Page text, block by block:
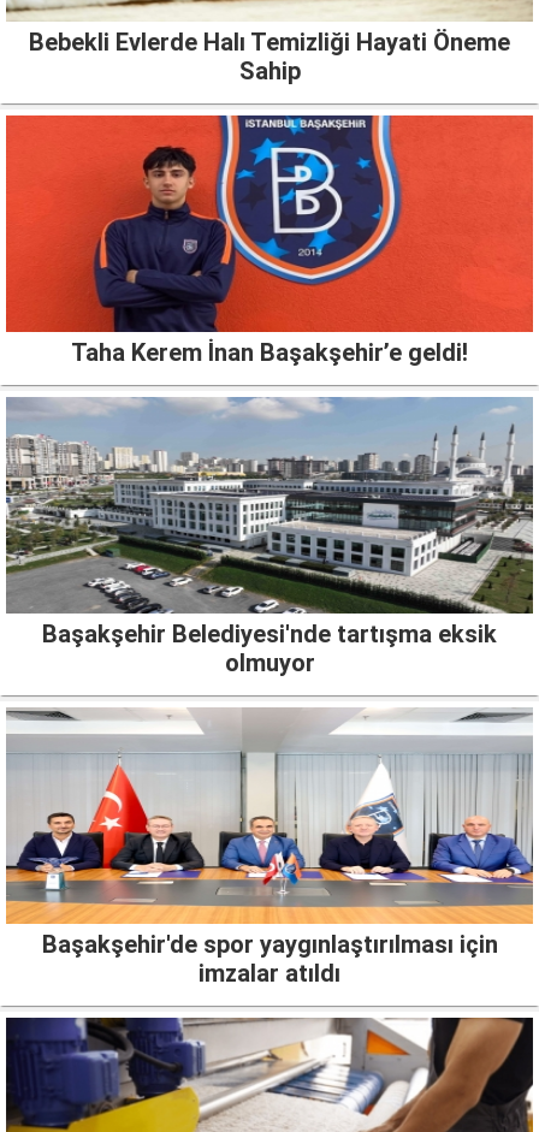
Bebekli Evlerde Halı Temizliği Hayati Öneme
Sahip
Taha Kerem İnan Başakşehir’e geldi!
Başakşehir Belediyesi'nde tartışma eksik
olmuyor
Başakşehir'de spor yaygınlaştırılması için
imzalar atıldı